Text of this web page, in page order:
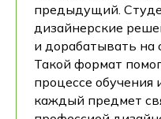
предыдущий.
дизайнерские
и дорабатывать на
Такой формат
процессе обучения
каждый предмет